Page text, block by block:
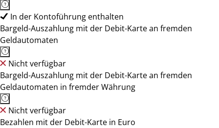
In der Kontoführung enthalten
Bargeld-Auszahlung mit der Debit-Karte an fremden
Geldautomaten
Nicht verfügbar
Bargeld-Auszahlung mit der Debit-Karte an fremden
Geldautomaten in fremder Währung
Nicht verfügbar
Bezahlen mit der Debit-Karte in Euro